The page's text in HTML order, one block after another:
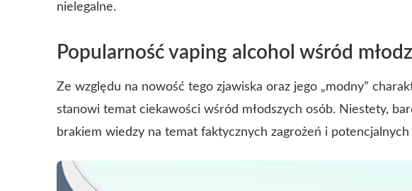
nielegalne.
Popularność vaping alcohol wśród
Ze względu na nowość tego zjawiska oraz jego „modny”
stanowi temat ciekawości wśród młodszych osób. Niestety,
brakiem wiedzy na temat faktycznych zagrożeń i